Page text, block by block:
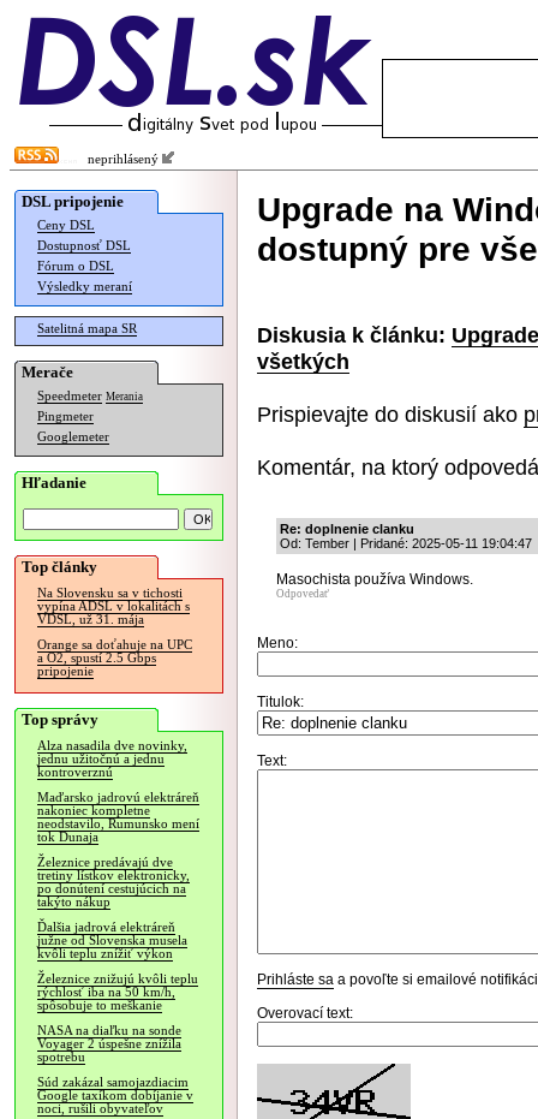
neprihlásený
DSL pripojenie
Ceny DSL
Dostupnosť DSL
Fórum o DSL
Výsledky meraní
Satelitná mapa SR
Merače
Speedmeter Merania
Pingmeter
Googlemeter
Hľadanie
Top články
Na Slovensku sa v tichosti
vypína ADSL v lokalitách s
VDSL, už 31. mája
Orange sa doťahuje na UPC
a O2, spustí 2.5 Gbps
pripojenie
Top správy
Alza nasadila dve novinky,
jednu užitočnú a jednu
kontroverznú
Maďarsko jadrovú elektráreň
nakoniec kompletne
neodstavilo, Rumunsko mení
tok Dunaja
Železnice predávajú dve
tretiny lístkov elektronicky,
po donútení cestujúcich na
takýto nákup
Ďalšia jadrová elektráreň
južne od Slovenska musela
kvôli teplu znížiť výkon
Železnice znižujú kvôli teplu
rýchlosť iba na 50 km/h,
spôsobuje to meškanie
NASA na diaľku na sonde
Voyager 2 úspešne znížila
spotrebu
Súd zakázal samojazdiacim
Google taxíkom dobíjanie v
noci, rušili obyvateľov
Upgrade na
dostupný pre
Diskusia k článku:
všetkých
Prispievajte do diskusií ako
Komentár, na ktorý
Re: doplnenie clanku
Od: Tember | Pridané: 2025-05-11 19:04:47
Masochista používa Windows.
Odpovedať
Meno:
Titulok:
Text:
Prihláste sa a povoľte si emailové
Overovací text: